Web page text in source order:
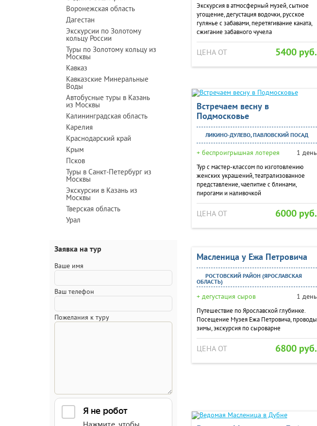
Воронежская область
Дагестан
Экскурсии по Золотому
кольцу России
Туры по Золотому кольцу из
Москвы
Кавказ
Кавказские Минеральные
Воды
Автобусные туры в Казань
из Москвы
Калининградская область
Карелия
Краснодарский край
Крым
Псков
Туры в Санкт-Петербург из
Москвы
Экскурсии в Казань из
Москвы
Тверская область
Урал
Заявка на тур
Ваше имя
Ваш телефон
Пожелания к туру
Экскурсия в атмосферный музей, сытное
угощение, дегустация водочки, русское
гулянье с забавами, перетягивание каната,
сжигание забавного чучела
ЦЕНА ОТ 5400 руб.
Встречаем весну в
Подмосковье
ЛИКИНО-ДУЛЕВО, ПАВЛОВСКИЙ ПОСАД
+ беспроигрышная лотерея 1 день
Тур с мастер-классом по изготовлению
женских украшений, театрализованное
представление, чаепитие с блинами,
пирогами и наливочкой
ЦЕНА ОТ 6000 руб.
Масленица у Ежа Петровича
РОСТОВСКИЙ РАЙОН (ЯРОСЛАВСКАЯ
ОБЛАСТЬ)
+ дегустация сыров 1 день
Путешествие по Ярославской глубинке.
Посещение Музея Ежа Петровича, проводы
зимы, экскурсия по сыроварне
ЦЕНА ОТ 6800 руб.